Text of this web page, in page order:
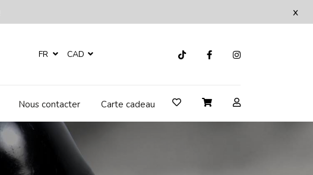
x
FR CAD
Nous contacter Carte cadeau